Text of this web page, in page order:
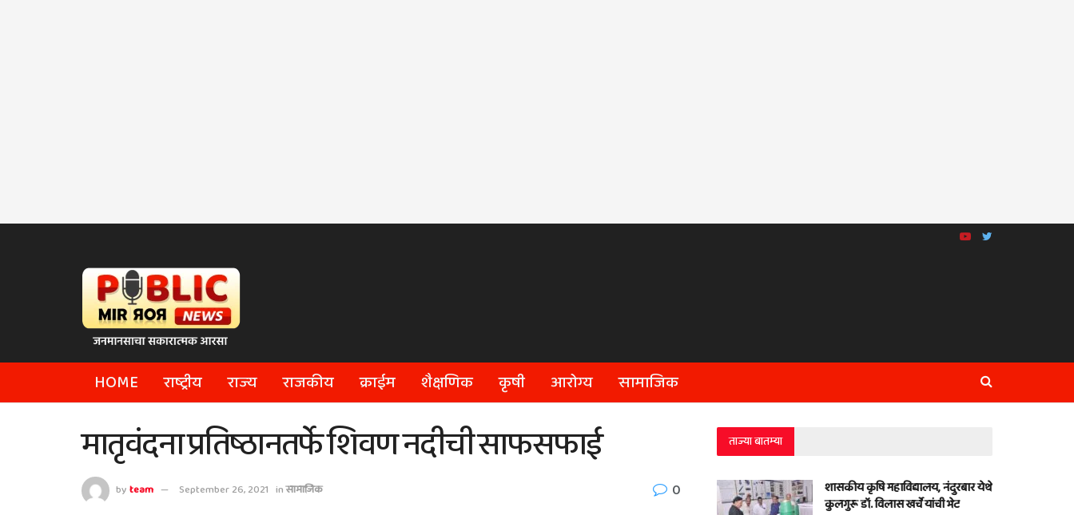
HOME राष्ट्रीय राज्य राजकीय क्राईम शैक्षणिक कृषी आरोग्य सामाजिक
मातृवंदना प्रतिष्ठानतर्फे शिवण नदीची साफसफाई
byteam September 26, 2021 inसामाजिक 0
ताज्या बातम्या
शासकीय कृषि महाविद्यालय, नंदुरबार येथे
कुलगुरू डॉ. विलास खर्चे यांची भेट